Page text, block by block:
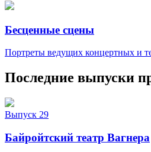
Бесценные сцены
Портреты ведущих концертных и
Последние выпуски
Выпуск 29
Байройтский театр Вагнера